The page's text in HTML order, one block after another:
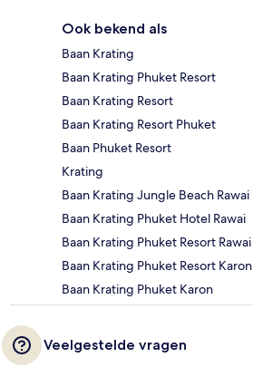
Ook bekend als
Baan Krating
Baan Krating Phuket Resort
Baan Krating Resort
Baan Krating Resort Phuket
Baan Phuket Resort
Krating
Baan Krating Jungle Beach Rawai
Baan Krating Phuket Hotel Rawai
Baan Krating Phuket Resort Rawai
Baan Krating Phuket Resort Karon
Baan Krating Phuket Karon
Veelgestelde vragen